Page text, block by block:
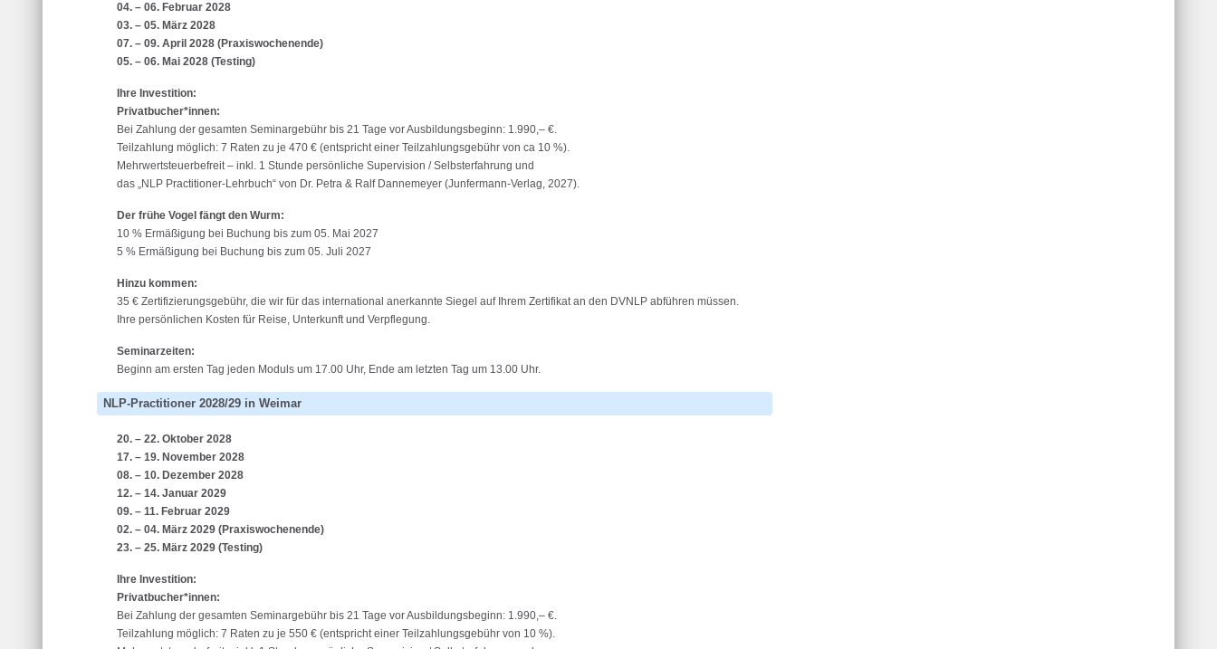
04. – 06. Februar 2028
03. – 05. März 2028
07. – 09. April 2028 (Praxiswochenende)
05. – 06. Mai 2028 (Testing)
Ihre Investition:
Privatbucher*innen:
Bei Zahlung der gesamten Seminargebühr bis 21 Tage vor Ausbildungsbeginn: 1.990,– €.
Teilzahlung möglich: 7 Raten zu je 470 € (entspricht einer Teilzahlungsgebühr von ca 10 %).
Mehrwertsteuerbefreit – inkl. 1 Stunde persönliche Supervision / Selbsterfahrung und
das „NLP Practitioner-Lehrbuch“ von Dr. Petra & Ralf Dannemeyer (Junfermann-Verlag, 2027).
Der frühe Vogel fängt den Wurm:
10 % Ermäßigung bei Buchung bis zum 05. Mai 2027
5 % Ermäßigung bei Buchung bis zum 05. Juli 2027
Hinzu kommen:
35 € Zertifizierungsgebühr, die wir für das international anerkannte Siegel auf Ihrem Zertifikat an den DVNLP abführen müssen.
Ihre persönlichen Kosten für Reise, Unterkunft und Verpflegung.
Seminarzeiten:
Beginn am ersten Tag jeden Moduls um 17.00 Uhr, Ende am letzten Tag um 13.00 Uhr.
NLP-Practitioner 2028/29 in Weimar
20. – 22. Oktober 2028
17. – 19. November 2028
08. – 10. Dezember 2028
12. – 14. Januar 2029
09. – 11. Februar 2029
02. – 04. März 2029 (Praxiswochenende)
23. – 25. März 2029 (Testing)
Ihre Investition:
Privatbucher*innen:
Bei Zahlung der gesamten Seminargebühr bis 21 Tage vor Ausbildungsbeginn: 1.990,– €.
Teilzahlung möglich: 7 Raten zu je 550 € (entspricht einer Teilzahlungsgebühr von 10 %).